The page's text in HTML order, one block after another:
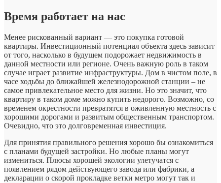
Время работает на нас
Менее рискованный вариант — это покупка готовой
квартиры. Инвестиционный потенциал объекта здесь зависит
от того, насколько в будущем подорожает недвижимость в
данной местности или регионе. Очень важную роль в таком
случае играет развитие инфраструктуры. Дом в чистом поле, в
часе ходьбы до ближайшей железнодорожной станции – не
самое привлекательное место для жизни. Но это значит, что
квартиру в таком доме можно купить недорого. Возможно, со
временем окрестности превратятся в оживленную местность с
хорошими дорогами и развитым общественным транспортом.
Очевидно, что это долговременная инвестиция.
Для принятия правильного решения хорошо бы ознакомиться
с планами будущей застройки. Но любые планы могут
измениться. Плюсы хорошей экологии улетучатся с
появлением рядом действующего завода или фабрики, а
декларации о скорой прокладке ветки метро могут так и